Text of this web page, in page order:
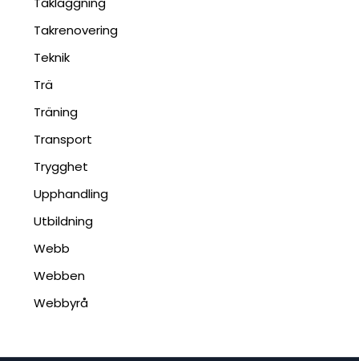
Takrenovering
Teknik
Trä
Träning
Transport
Trygghet
Upphandling
Utbildning
Webb
Webben
Webbyrå